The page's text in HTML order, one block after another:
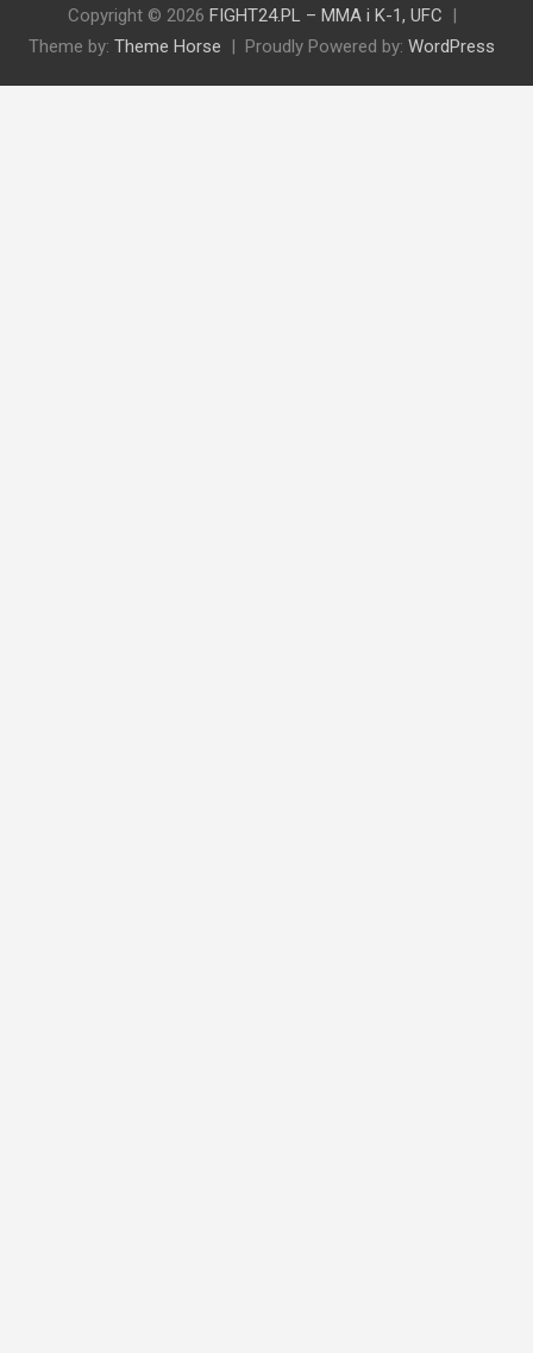
Copyright © 2026 FIGHT24.PL – MMA i K-1, UFC
Theme by: Theme Horse Proudly Powered by: WordPress